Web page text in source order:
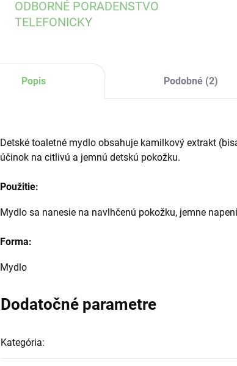
ODBORNÉ PORADENSTVO
TELEFONICKY
Popis Podobné (2)
Detské toaletné mydlo obsahuje kamilkový extrakt
účinok na citlivú a jemnú detskú pokožku.
Použitie:
Mydlo sa nanesie na navlhčenú pokožku, jemne
Forma:
Mydlo
Dodatočné parametre
Kategória: